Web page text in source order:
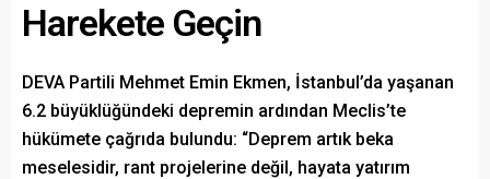
Harekete Geçin
DEVA Partili Mehmet Emin Ekmen, İstanbul’da yaşanan
6.2 büyüklüğündeki depremin ardından Meclis’te
hükümete çağrıda bulundu: “Deprem artık beka
meselesidir, rant projelerine değil, hayata yatırım